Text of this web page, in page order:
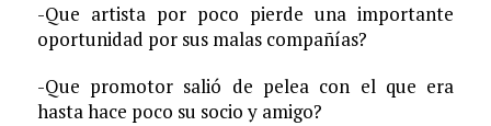
-Que artista por poco pierde una importante
oportunidad por sus malas compañías?
-Que promotor salió de pelea con el que era
hasta hace poco su socio y amigo?